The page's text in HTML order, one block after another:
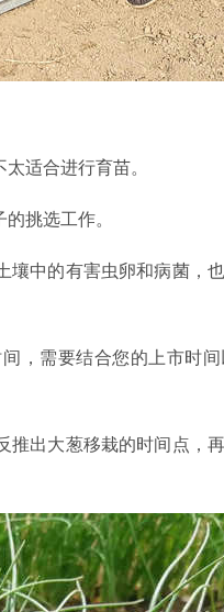
适合进行育苗。
挑选工作。
中的有害虫卵和病菌，
，需要结合您的上市时
出大葱移栽的时间点，